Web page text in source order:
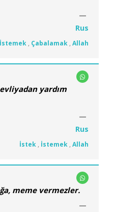
Rus
İstemek , Çabalamak , Allah
yardım
Rus
İstek , İstemek , Allah
meme vermezler.